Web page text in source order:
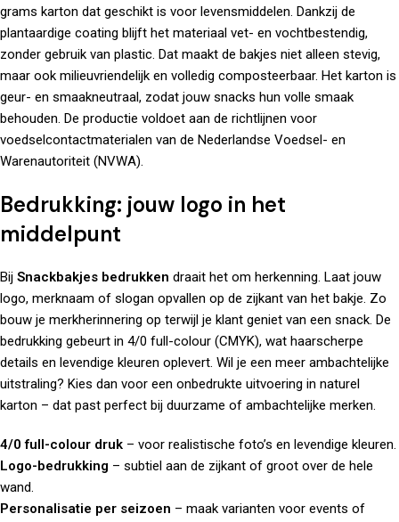
grams karton dat geschikt is voor levensmiddelen. Dankzij de
plantaardige coating blijft het materiaal vet- en vochtbestendig,
zonder gebruik van plastic. Dat maakt de bakjes niet alleen stevig,
maar ook milieuvriendelijk en volledig composteerbaar. Het karton is
geur- en smaakneutraal, zodat jouw snacks hun volle smaak
behouden. De productie voldoet aan de richtlijnen voor
voedselcontactmaterialen van de Nederlandse Voedsel- en
Warenautoriteit (NVWA).
Bedrukking: jouw logo in het
middelpunt
Bij Snackbakjes bedrukken draait het om herkenning. Laat jouw
logo, merknaam of slogan opvallen op de zijkant van het bakje. Zo
bouw je merkherinnering op terwijl je klant geniet van een snack. De
bedrukking gebeurt in 4/0 full-colour (CMYK), wat haarscherpe
details en levendige kleuren oplevert. Wil je een meer ambachtelijke
uitstraling? Kies dan voor een onbedrukte uitvoering in naturel
karton – dat past perfect bij duurzame of ambachtelijke merken.
4/0 full-colour druk – voor realistische foto’s en levendige kleuren.
Logo-bedrukking – subtiel aan de zijkant of groot over de hele
wand.
Personalisatie per seizoen – maak varianten voor events of